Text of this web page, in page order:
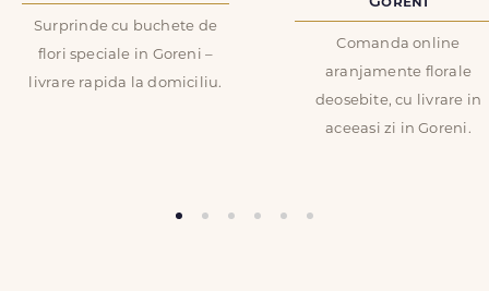
Surprinde cu buchete de
flori speciale in Goreni –
livrare rapida la domiciliu.
Comanda online
aranjamente florale
deosebite, cu livrare in
aceeasi zi in Goreni.